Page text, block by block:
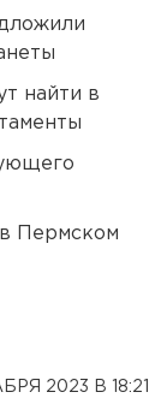
найти в
Пермском
2023 В 18:21